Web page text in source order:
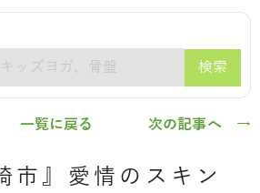
検索
一覧に戻る 次の記事へ →
市』愛情のスキン